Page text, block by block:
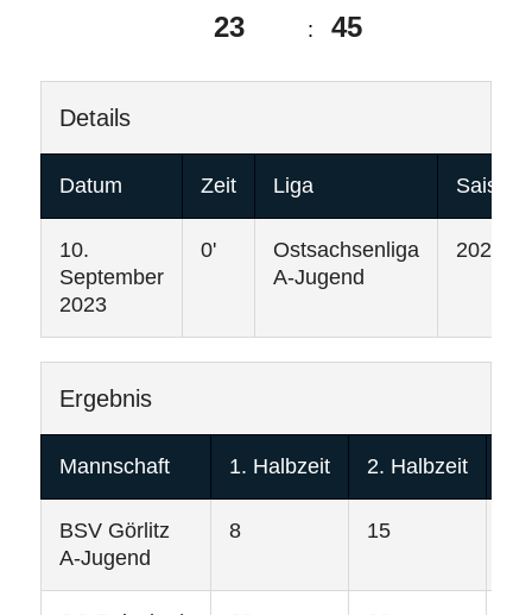
23 : 45
Details
Datum Zeit Liga Saison
10.
September
2023
0'
Ostsachsenliga
A-Jugend
2023/
Ergebnis
Mannschaft 1. Halbzeit 2. Halbzeit
BSV Görlitz
A-Jugend
8 15